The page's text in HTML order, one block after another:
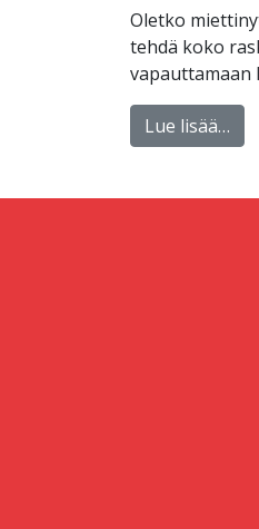
Oletko
tehdä koko
Lue lisää…